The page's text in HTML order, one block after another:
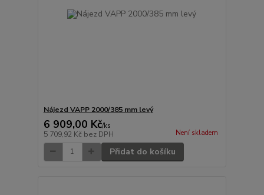
Nájezd VAPP 2000/385 mm levý
6 909,00 Kč/ks
5 709,92 Kč bez DPH Není skladem
Přidat do košíku